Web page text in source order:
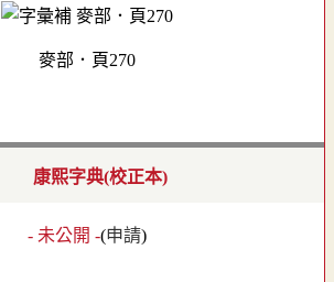
麥部．頁270
康熙字典(校正本)
- 未公開 -(申請)